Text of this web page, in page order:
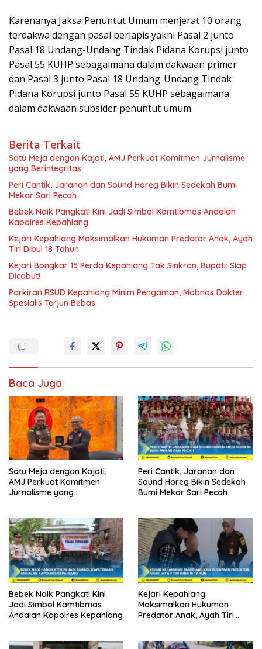
Karenanya Jaksa Penuntut Umum menjerat 10 orang
terdakwa dengan pasal berlapis yakni Pasal 2 junto
Pasal 18 Undang-Undang Tindak Pidana Korupsi junto
Pasal 55 KUHP sebagaimana dalam dakwaan primer
dan Pasal 3 junto Pasal 18 Undang-Undang Tindak
Pidana Korupsi junto Pasal 55 KUHP sebagaimana
dalam dakwaan subsider penuntut umum.
Berita Terkait
Satu Meja dengan Kajati, AMJ Perkuat Komitmen Jurnalisme
yang Berintegritas
Peri Cantik, Jaranan dan Sound Horeg Bikin Sedekah Bumi
Mekar Sari Pecah
Bebek Naik Pangkat! Kini Jadi Simbol Kamtibmas Andalan
Kapolres Kepahiang
Kejari Kepahiang Maksimalkan Hukuman Predator Anak, Ayah
Tiri Dibui 18 Tahun
Kejari Bongkar 15 Perda Kepahiang Tak Sinkron, Bupati: Siap
Dicabut!
Parkiran RSUD Kepahiang Minim Pengaman, Mobnas Dokter
Spesialis Terjun Bebas
Baca Juga
Satu Meja dengan Kajati,
AMJ Perkuat Komitmen
Jurnalisme yang
Peri Cantik, Jaranan dan
Sound Horeg Bikin Sedekah
Bumi Mekar Sari Pecah
Bebek Naik Pangkat! Kini
Jadi Simbol Kamtibmas
Andalan Kapolres Kepahiang
Kejari Kepahiang
Maksimalkan Hukuman
Predator Anak, Ayah Tiri